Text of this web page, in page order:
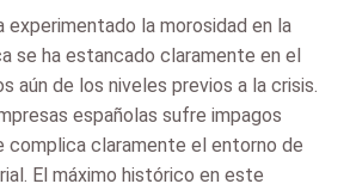
experimentado la morosidad en la
se ha estancado claramente en el
aún de los niveles previos a la crisis.
españolas sufre impagos
complica claramente el entorno de
El máximo histórico en este